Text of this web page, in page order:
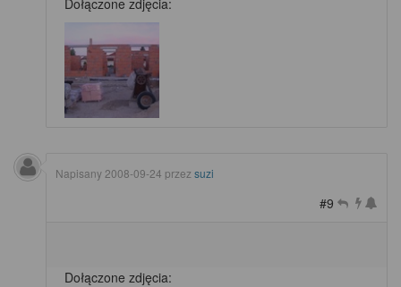
Napisany 2008-09-24 przez suzi
#9
Dołączone zdjęcia: